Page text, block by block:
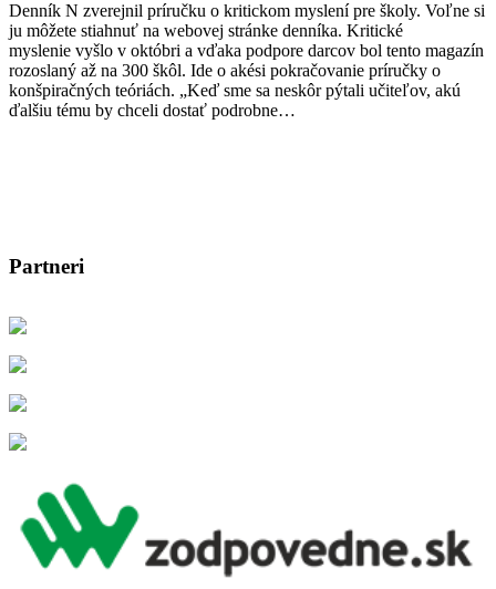
Denník N zverejnil príručku o kritickom myslení pre školy. Voľne si
ju môžete stiahnuť na webovej stránke denníka. Kritické
myslenie vyšlo v októbri a vďaka podpore darcov bol tento magazín
rozoslaný až na 300 škôl. Ide o akési pokračovanie príručky o
konšpiračných teóriách. „Keď sme sa neskôr pýtali učiteľov, akú
ďalšiu tému by chceli dostať podrobne…
Partneri